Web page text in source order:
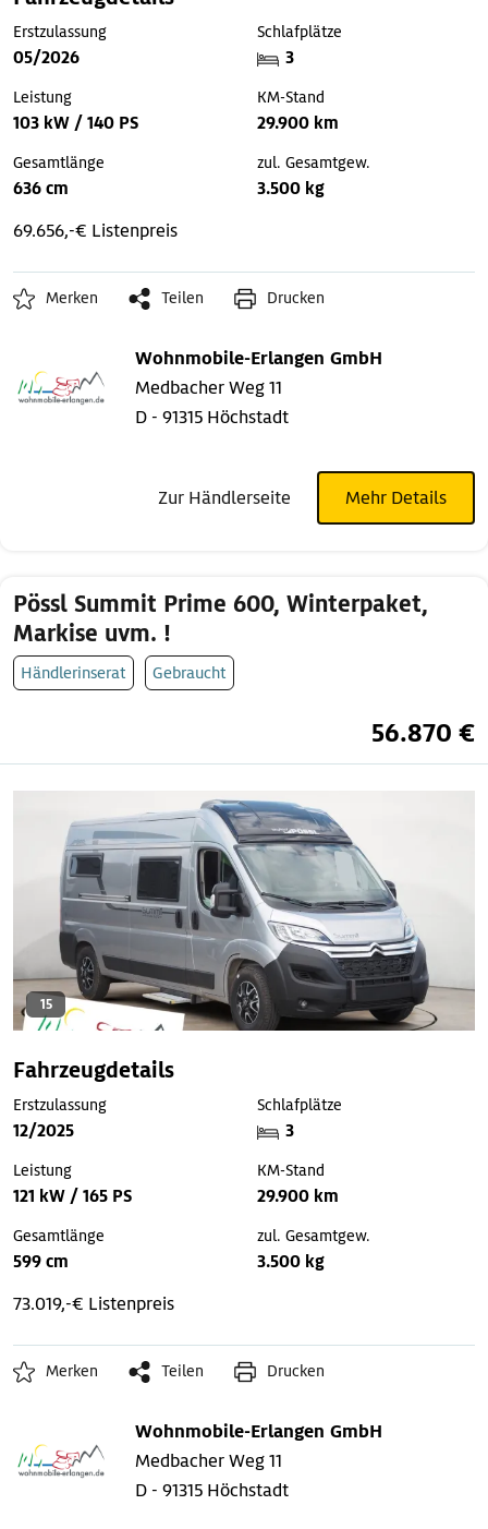
Erstzulassung
05/2026
Schlafplätze
3
Leistung
103 kW / 140 PS
KM-Stand
29.900 km
Gesamtlänge
636 cm
zul. Gesamtgew.
3.500 kg
69.656,-€ Listenpreis
Merken Teilen Drucken
Wohnmobile-Erlangen GmbH
Medbacher Weg 11
D - 91315 Höchstadt
Zur Händlerseite Mehr Details
Pössl Summit Prime 600, Winterpaket,
Markise uvm. !
Händlerinserat Gebraucht
56.870 €
15
Fahrzeugdetails
Erstzulassung
12/2025
Schlafplätze
3
Leistung
121 kW / 165 PS
KM-Stand
29.900 km
Gesamtlänge
599 cm
zul. Gesamtgew.
3.500 kg
73.019,-€ Listenpreis
Merken Teilen Drucken
Wohnmobile-Erlangen GmbH
Medbacher Weg 11
D - 91315 Höchstadt